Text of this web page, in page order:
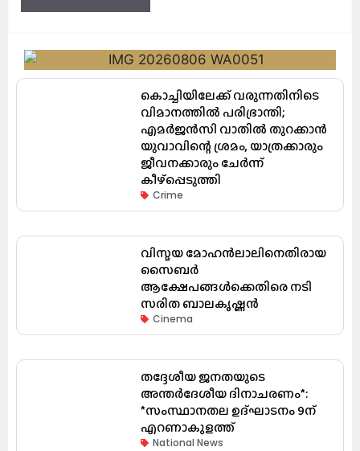
കൊച്ചിയിലേക്ക് വരുന്നതിനിടെ
വിമാനത്തിൽ പരിഭ്രാന്തി;
എമർജൻസി വാതിൽ തുറക്കാൻ
യുവാവിന്റെ ശ്രമം, യാത്രക്കാരും
ജീവനക്കാരും ചേർന്ന്
കീഴ്പ്പെടുത്തി
Crime
വിസ്മയ മോഹൻലാലിനെതിരായ
സൈബർ
ആക്ഷേപങ്ങൾക്കെതിരെ നടി
സരിത ബാലകൃഷ്ണൻ
Cinema
തദ്ദേശീയ ജനതയുടെ
അന്തർദേശീയ ദിനാചരണം*:
*സംസ്ഥാനതല ഉദ്ഘാടനം 9ന്
എറണാകുളത്ത്
National News